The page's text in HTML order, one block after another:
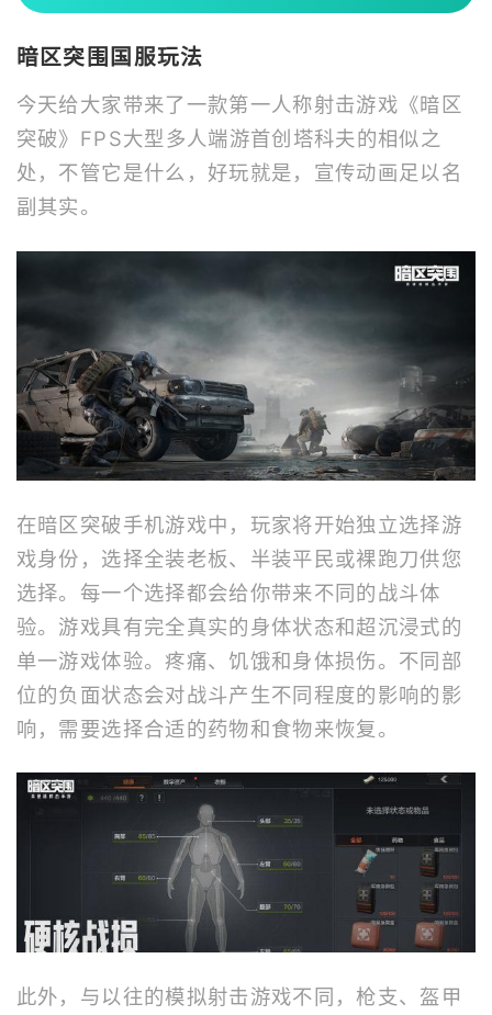
暗区突围国服玩法
今天给大家带来了一款第一人称射击游戏《暗区
突破》FPS大型多人端游首创塔科夫的相似之
处，不管它是什么，好玩就是，宣传动画足以名
副其实。
在暗区突破手机游戏中，玩家将开始独立选择游
戏身份，选择全装老板、半装平民或裸跑刀供您
选择。每一个选择都会给你带来不同的战斗体
验。游戏具有完全真实的身体状态和超沉浸式的
单一游戏体验。疼痛、饥饿和身体损伤。不同部
位的负面状态会对战斗产生不同程度的影响的影
响，需要选择合适的药物和食物来恢复。
此外，与以往的模拟射击游戏不同，枪支、盔甲